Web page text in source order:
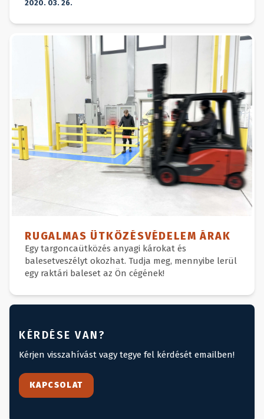
2020. 03. 26.
RUGALMAS ÜTKÖZÉSVÉDELEM ÁRAK
Egy targoncaütközés anyagi károkat és
balesetveszélyt okozhat. Tudja meg, mennyibe lerül
egy raktári baleset az Ön cégének!
KÉRDÉSE VAN?
Kérjen visszahívást vagy tegye fel kérdését emailben!
KAPCSOLAT